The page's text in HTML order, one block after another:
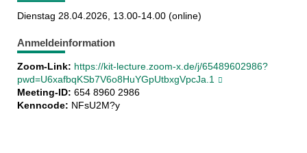
Dienstag 28.04.2026, 13.00-14.00 (online)
Anmeldeinformation
Zoom-Link: https://kit-lecture.zoom-x.de/j/65489602986?
pwd=U6xafbqKSb7V6o8HuYGpUtbxgVpcJa.1
Meeting-ID: 654 8960 2986
Kenncode: NFsU2M?y